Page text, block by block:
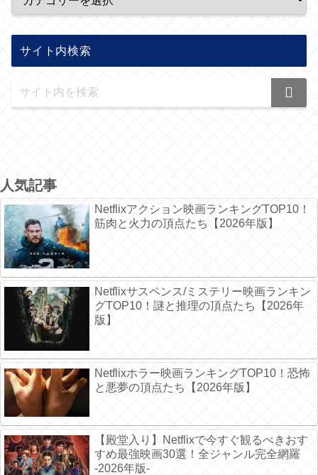
サイト内検索
人気記事
Netflixアクション映画ランキングTOP10！
筋肉と火力の頂点たち【2026年版】
Netflixサスペンス/ミステリー映画ランキン
グTOP10！謎と推理の頂点たち【2026年
版】
Netflixホラー映画ランキングTOP10！恐怖
と悪夢の頂点たち【2026年版】
【殿堂入り】Netflixで今すぐ観るべきおす
すめ最強映画30選！全ジャンル完全網羅
-2026年版-